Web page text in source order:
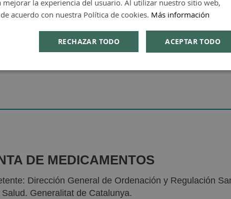
DE MEDICAMENTOS
Dirección General de Ordenación y Regulación
Salud. Generalitat de Catalunya.
mejorar la experiencia del usuario. Al utilizar nuestro sitio web,
acuerdo con nuestra Política de cookies. Más información
ACEPTAR TODO
RECHAZAR TODO